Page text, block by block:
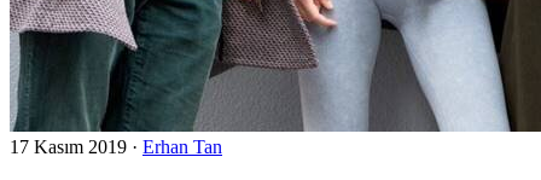
17 Kasım 2019 · Erhan Tan